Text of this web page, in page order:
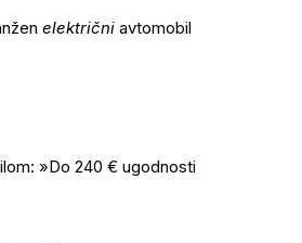
električniavtomobil
»Do 240 € ugodnosti